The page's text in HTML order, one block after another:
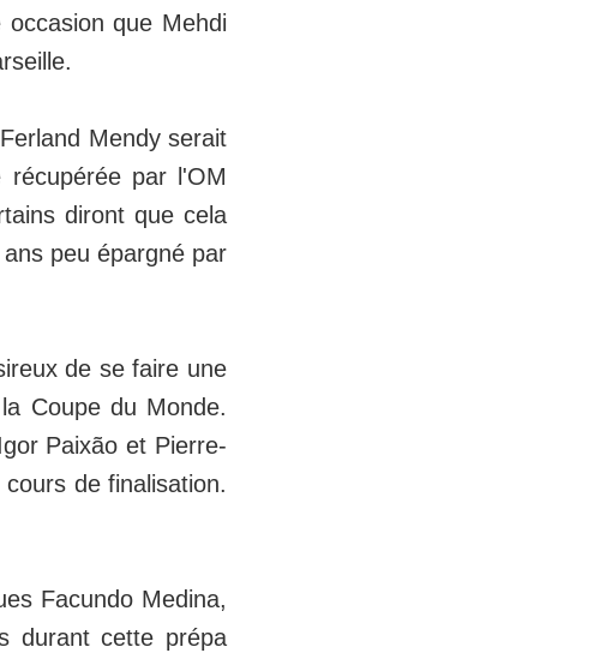
que Mehdi
Mendy serait
par l'OM
diront que cela
peu épargné par
de se faire une
Coupe du Monde.
Paixão et Pierre-
de finalisation.
Facundo Medina,
durant cette prépa